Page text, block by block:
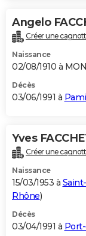
Angelo
Créer une
Naissance
02/08/1910 à
Décès
03/06/1991 à
Yves
Créer une
Naissance
15/03/1953 à
Rhône)
Décès
03/04/1991 à